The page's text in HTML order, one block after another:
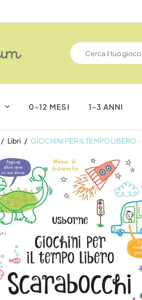
0-12 MESI 1-3 ANNI
Libri GIOCHINI PER IL TEMPO LIBERO